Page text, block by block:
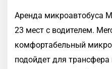
Аренда микроавтобуса
23 мест с водителем.
комфортабельный
подойдет для трансфера